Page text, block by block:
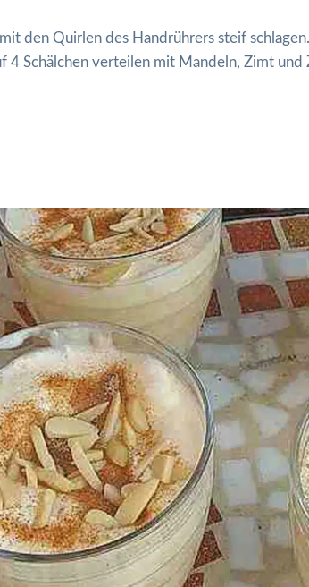
den Quirlen des Handrührers steif
4 Schälchen verteilen mit Mandeln, Zimt